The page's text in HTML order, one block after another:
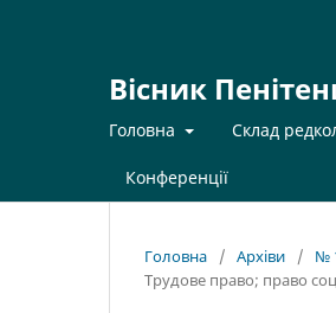
Вісник
Головна Склад
Конференції
Головна / Архіви / №
Трудове право; право